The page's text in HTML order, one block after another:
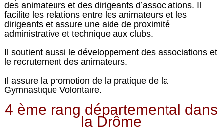
des animateurs et des dirigeants d’associations. Il
facilite les relations entre les animateurs et les
dirigeants et assure une aide de proximité
administrative et technique aux clubs.
Il soutient aussi le développement des associations et
le recrutement des animateurs.
Il assure la promotion de la pratique de la
Gymnastique Volontaire.
4 ème rang départemental dans
la Drôme